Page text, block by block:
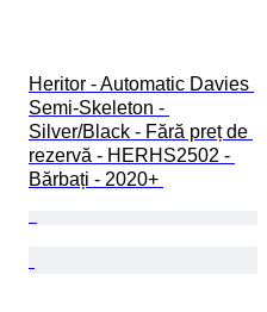
Heritor - Automatic Davies
Semi-Skeleton -
Silver/Black - Fără preț de
rezervă - HERHS2502 -
Bărbați - 2020+